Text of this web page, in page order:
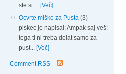
ste si ... [Več]
Ocvrte miške za Pusta (3)
piskec je napisal: Ampak saj veš:
tega ti ni treba delat samo za
pust... [Več]
Comment RSS